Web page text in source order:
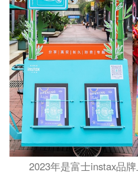
2023年是富士instax品